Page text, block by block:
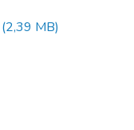
(2,39 MB)